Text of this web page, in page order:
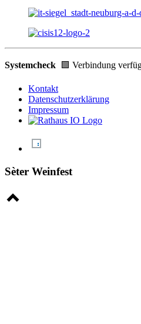
Systemcheck 🟩 Verbindung
Kontakt
Datenschutzerklärung
Impressum
Sèter Weinfest